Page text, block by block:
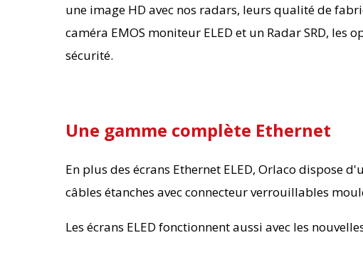
une image HD avec nos radars, leurs qualité de
caméra EMOS moniteur ELED et un Radar SRD,
sécurité.
Une gamme complète Ethernet
En plus des écrans Ethernet ELED, Orlaco dispose
câbles étanches avec connecteur verrouillables
Les écrans ELED fonctionnent aussi avec les